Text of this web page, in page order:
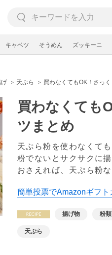
キャベツ そうめん ズッキーニ
げ 天ぷら 買わなくてもOK！さっ
買わなくても
ツまとめ
天ぷら粉を使わなくて
粉でないとサクサクに
おさえれば、天ぷら粉
簡単投票でAmazonギフト
揚げ物 粉類
天ぷら